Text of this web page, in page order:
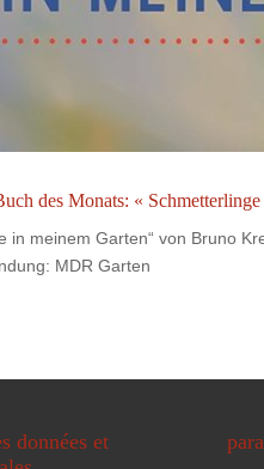
des Monats: «
in meinem Garten“ von Bruno
MDR Garten
données et